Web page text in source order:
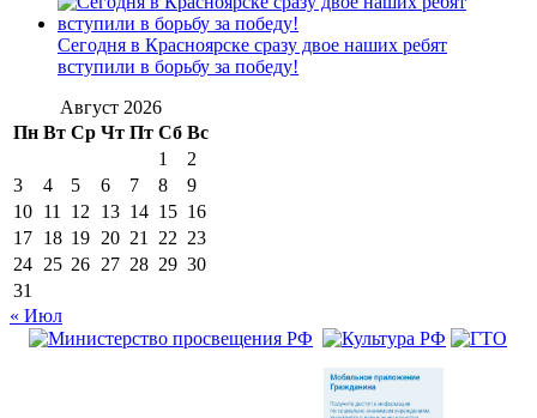
Сегодня в Красноярске сразу двое наших ребят
вступили в борьбу за победу!
Август 2026
Пн Вт Ср Чт Пт Сб Вс
1
2
3
4 5 6 7 8
9
10 11 12 13 14 15 16
17 18 19 20 21 22 23
24 25 26 27 28 29 30
31
« Июл